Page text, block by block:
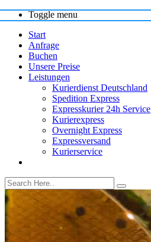
Toggle menu
Start
Anfrage
Buchen
Unsere Preise
Leistungen
Kurierdienst Deutschland
Spedition Express
Expresskurier 24h Service
Kurierexpress
Overnight Express
Expressversand
Kurierservice